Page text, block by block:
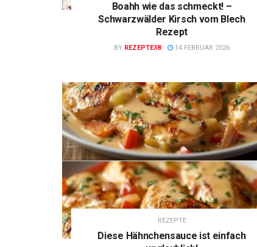
Boahh wie das schmeckt! –
Schwarzwälder Kirsch vom Blech
Rezept
BY REZEPTE38 14 FEBRUAR 2026
REZEPTE
Diese Hähnchensauce ist einfach